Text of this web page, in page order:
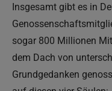
Insgesamt gibt es in
sogar 800 Millionen
dem Dach von
Grundgedanken